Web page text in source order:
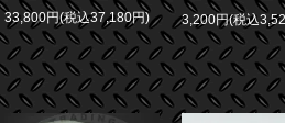
33,800円(税込37,180円)
3,200円(税込